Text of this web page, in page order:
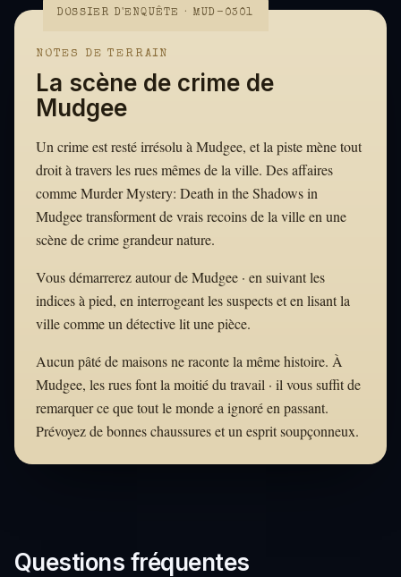
DOSSIER D'ENQUÊTE · MUD-0301
NOTES DE TERRAIN
La scène de crime de
Mudgee
Un crime est resté irrésolu à Mudgee, et la piste mène tout
droit à travers les rues mêmes de la ville. Des affaires
comme Murder Mystery: Death in the Shadows in
Mudgee transforment de vrais recoins de la ville en une
scène de crime grandeur nature.
Vous démarrerez autour de Mudgee · en suivant les
indices à pied, en interrogeant les suspects et en lisant la
ville comme un détective lit une pièce.
Aucun pâté de maisons ne raconte la même histoire. À
Mudgee, les rues font la moitié du travail · il vous suffit de
remarquer ce que tout le monde a ignoré en passant.
Prévoyez de bonnes chaussures et un esprit soupçonneux.
Questions fréquentes